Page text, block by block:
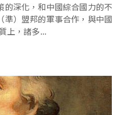
的深化，和中國綜合國力的不
準）盟邦的軍事合作，與中國
上，諸多...